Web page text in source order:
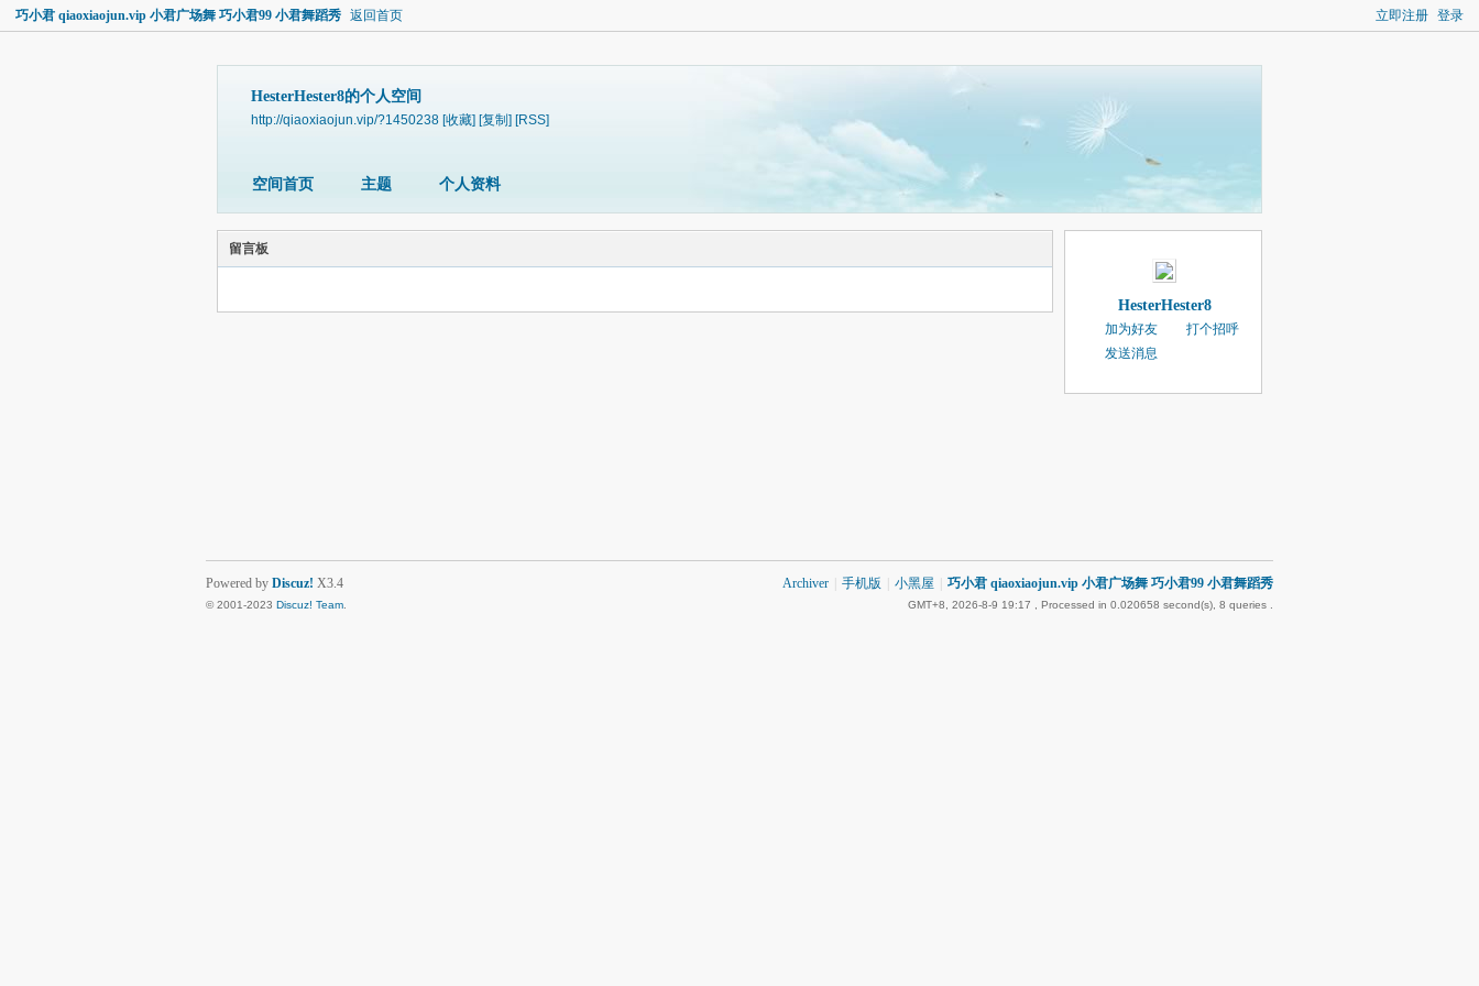
立即注册 登录
巧小君 qiaoxiaojun.vip 小君广场舞 巧小君99 小君舞蹈秀 返回首页
HesterHester8的个人空间
http://qiaoxiaojun.vip/?1450238 [收藏] [复制] [RSS]
空间首页 主题 个人资料
留言板
HesterHester8
加为好友
打个招呼
发送消息
Archiver 手机版 小黑屋 巧小君 qiaoxiaojun.vip 小君广场舞 巧小君99 小君舞蹈秀
GMT+8, 2026-8-9 19:17 , Processed in 0.020658 second(s), 8 queries .
Powered by Discuz! X3.4
© 2001-2023 Discuz! Team